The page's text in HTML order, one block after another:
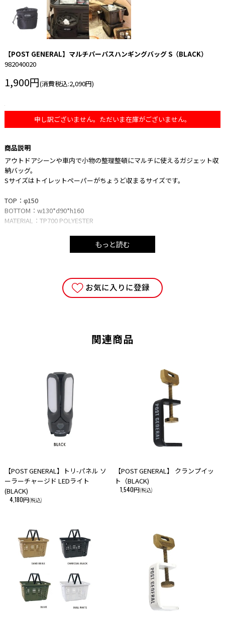
【POST GENERAL】マルチパーパスハンギングバッグ S（BLACK）
982040020
1,900円(消費税込:2,090円)
申し訳ございません。ただいま在庫がございません。
商品説明
アウトドアシーンや車内で小物の整理整頓にマルチに使えるガジェット収
納バッグ。
Sサイズはトイレットペーパーがちょうど収まるサイズです。
TOP：φ150
BOTTOM：w130*d90*h160
MATERIAL：TP700 POLYESTER
・火器、高温になるものは近づけないでください。
・直射日光が当たる場所で長期間保管しないでください。変色、変形の原
・汚れた場合は、水拭き可能となります。
サイトよりご注文を頂いた時点で、まれに実店舗にて完売し欠品の場合が
リアルタイムな更新を心がけておりますが、万一欠品の際はご了承下さ
・こちらの商品は、初期の製品不良以外での返品・交換はお断りさせて頂
いております。あらかじめご了承ください。
もっと読む
お気に入りに登録
関連商品
【POST GENERAL】トリ-パネル ソ
ーラーチャージド LEDライト
(BLACK)
4,180円(税込)
【POST GENERAL】 クランプイッ
ト（BLACK)
1,540円(税込)